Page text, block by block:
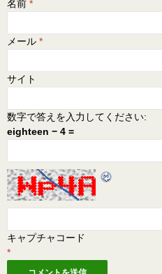
名前 *
メール *
サイト
数字で答えを入力してください:
eighteen − 4 =
キャプチャコード
*